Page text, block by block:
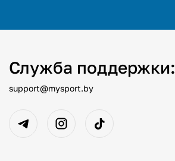
Служба поддержки:
support@mysport.by